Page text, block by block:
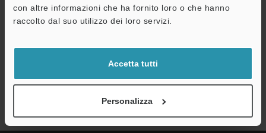
con altre informazioni che ha fornito loro o che hanno
raccolto dal suo utilizzo dei loro servizi.
Accetta tutti
Personalizza
Dichiarazione sulla privacy